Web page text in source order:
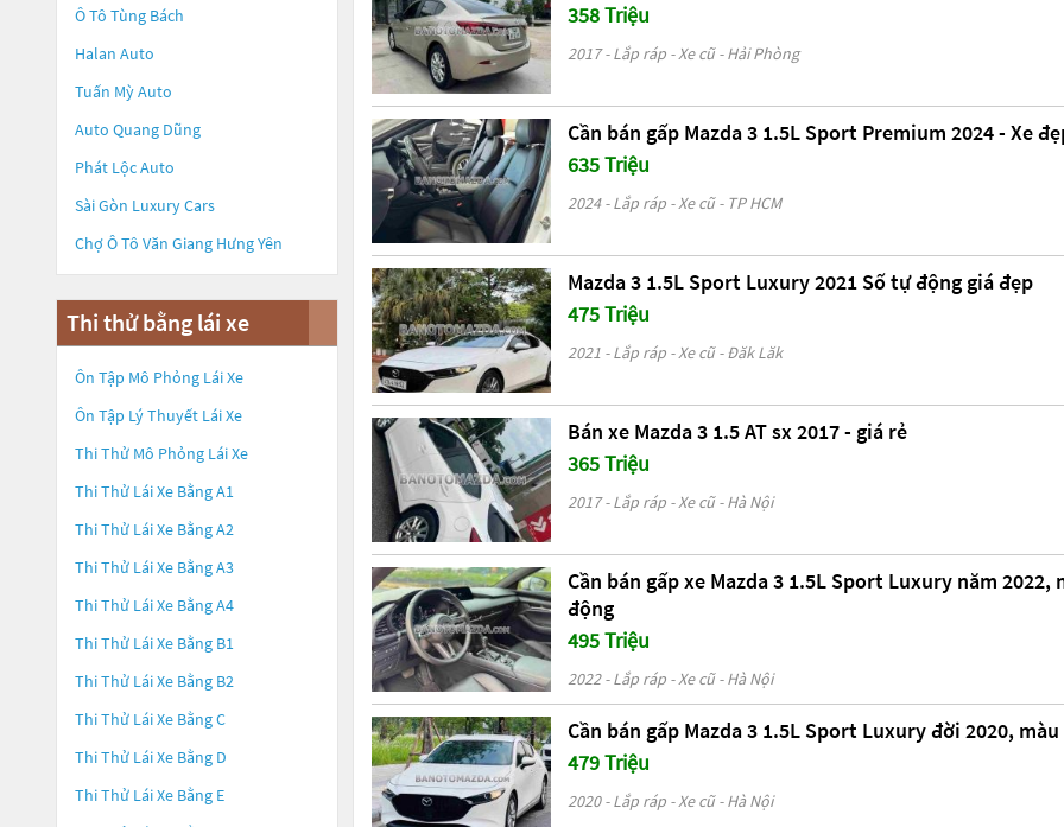
Ô Tô Tùng Bách
Halan Auto
Tuấn Mỳ Auto
Auto Quang Dũng
Phát Lộc Auto
Sài Gòn Luxury Cars
Chợ Ô Tô Văn Giang Hưng Yên
Thi thử bằng lái xe
Ôn Tập Mô Phỏng Lái Xe
Ôn Tập Lý Thuyết Lái Xe
Thi Thử Mô Phỏng Lái Xe
Thi Thử Lái Xe Bằng A1
Thi Thử Lái Xe Bằng A2
Thi Thử Lái Xe Bằng A3
Thi Thử Lái Xe Bằng A4
Thi Thử Lái Xe Bằng B1
Thi Thử Lái Xe Bằng B2
Thi Thử Lái Xe Bằng C
Thi Thử Lái Xe Bằng D
Thi Thử Lái Xe Bằng E
358 Triệu
2017 - Lắp ráp - Xe cũ - Hải Phòng
Cần bán gấp Mazda 3 1.5L Sport Premium 2024 - Xe
635 Triệu
2024 - Lắp ráp - Xe cũ - TP HCM
Mazda 3 1.5L Sport Luxury 2021 Số tự động giá đẹp
475 Triệu
2021 - Lắp ráp - Xe cũ - Đăk Lăk
Bán xe Mazda 3 1.5 AT sx 2017 - giá rẻ
365 Triệu
2017 - Lắp ráp - Xe cũ - Hà Nội
Cần bán gấp xe Mazda 3 1.5L Sport Luxury năm 2022,
động
495 Triệu
2022 - Lắp ráp - Xe cũ - Hà Nội
Cần bán gấp Mazda 3 1.5L Sport Luxury đời 2020,
479 Triệu
2020 - Lắp ráp - Xe cũ - Hà Nội